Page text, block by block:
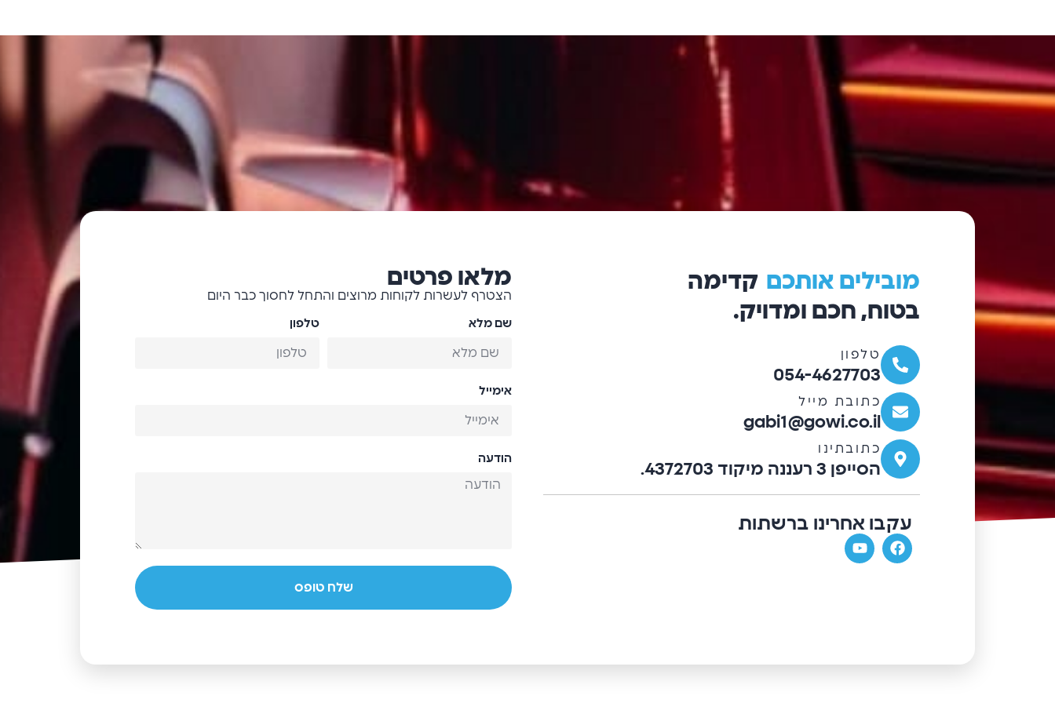
מובילים אותכם קדימה
בטוח, חכם ומדויק.
טלפון
054-4627703
כתובת מייל
gabi1@gowi.co.il
כתובתינו
הסייפן 3 רעננה מיקוד 4372703.
עקבו אחרינו ברשתות
מלאו פרטים
הצטרף לעשרות לקוחות מרוצים והתחל לחסוך כבר היום
שם מלא טלפון
אימייל
הודעה
שלח טופס